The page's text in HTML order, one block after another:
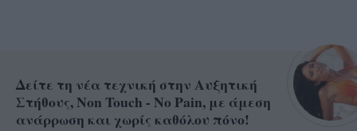
Δείτε τη νέα τεχνική στην Αυξητική
Στήθους, Non Touch - No Pain, με άμεση
ανάρρωση και χωρίς καθόλου πόνο!